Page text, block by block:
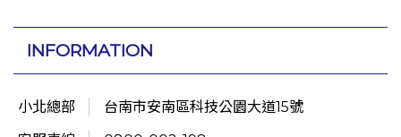
INFORMATION
小北總部
台南市安南區科技公園大道15號